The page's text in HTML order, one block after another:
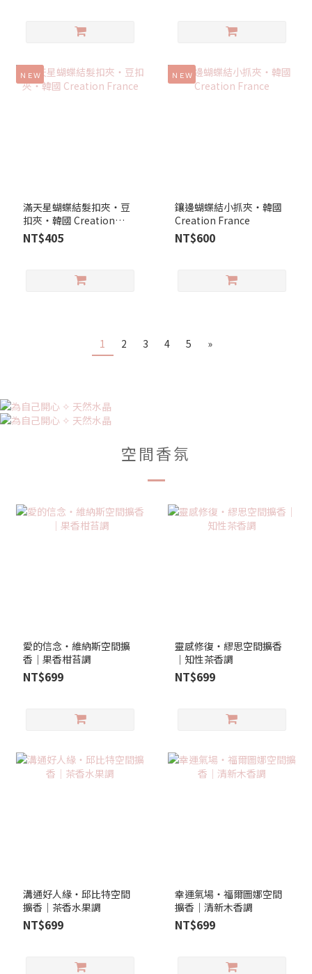
ＮＥＷ
滿天星蝴蝶結髮扣夾‧豆
扣夾‧韓國 Creation
France
NT$405
ＮＥＷ
鑲邊蝴蝶結小抓夾‧韓國
Creation France
NT$600
1 2 3 4 5 »
空間香氛
愛的信念‧維納斯空間擴
香｜果香柑苔調
NT$699
靈感修復‧繆思空間擴香
│知性茶香調
NT$699
溝通好人緣‧邱比特空間
擴香│茶香水果調
NT$699
幸運氣場‧福爾圖娜空間
擴香｜清新木香調
NT$699